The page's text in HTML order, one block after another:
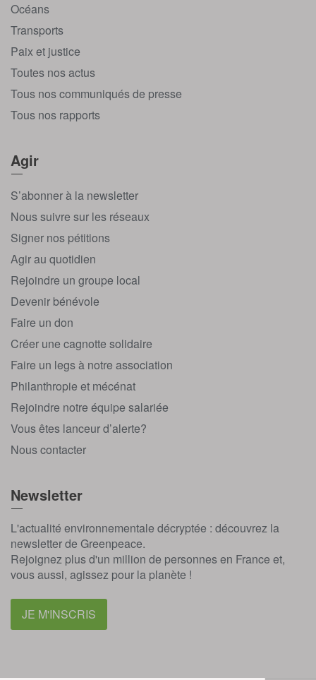
Océans
Transports
Paix et justice
Toutes nos actus
Tous nos communiqués de presse
Tous nos rapports
Agir
S’abonner à la newsletter
Nous suivre sur les réseaux
Signer nos pétitions
Agir au quotidien
Rejoindre un groupe local
Devenir bénévole
Faire un don
Créer une cagnotte solidaire
Faire un legs à notre association
Philanthropie et mécénat
Rejoindre notre équipe salariée
Vous êtes lanceur d’alerte?
Nous contacter
Newsletter
L'actualité environnementale décryptée : découvrez la
newsletter de Greenpeace.
Rejoignez plus d'un million de personnes en France et,
vous aussi, agissez pour la planète !
JE M'INSCRIS